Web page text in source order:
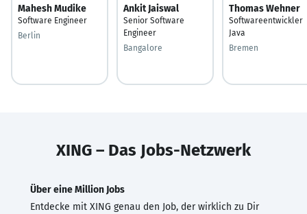
Mahesh Mudike
Software Engineer
Berlin
Ankit Jaiswal
Senior Software
Engineer
Bangalore
Thomas Wehner
Softwareentwickler
Java
Bremen
XING – Das Jobs-Netzwerk
Über eine Million Jobs
Entdecke mit XING genau den Job, der wirklich zu Dir